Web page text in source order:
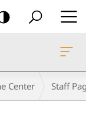
Center Staff